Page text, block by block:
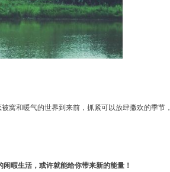
窝和暖气的世界到来前，抓紧可以放肆撒欢的季节，
暇生活，或许就能给你带来新的能量！